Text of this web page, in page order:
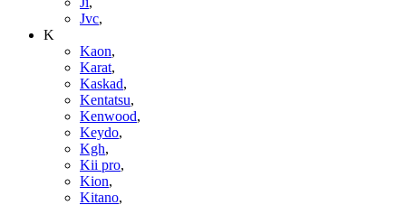
Jvc,
K
Kaon,
Karat,
Kaskad,
Kentatsu,
Kenwood,
Keydo,
Kgh,
Kii pro,
Kion,
Kitano,